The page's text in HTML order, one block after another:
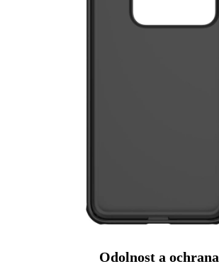
Odolnost a ochrana